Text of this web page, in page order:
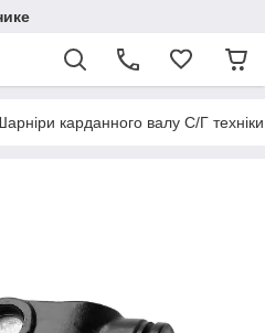
карданного валу С/Г техніки